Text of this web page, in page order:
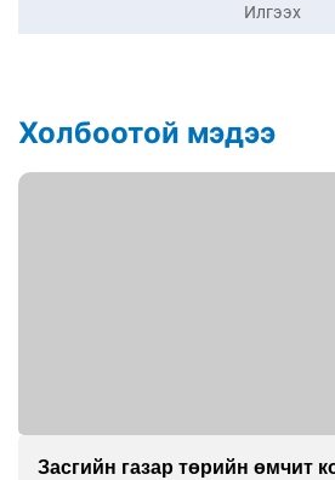
Илгээх
Холбоотой мэдээ
Засгийн газар төрийн өмчит